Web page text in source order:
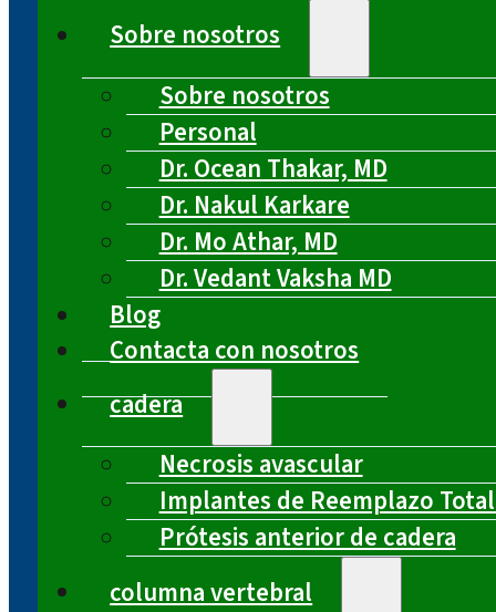
Sobre nosotros
Sobre nosotros
Personal
Dr. Ocean Thakar, MD
Dr. Nakul Karkare
Dr. Mo Athar, MD
Dr. Vedant Vaksha MD
Blog
Contacta con nosotros
cadera
Necrosis avascular
Implantes de Reemplazo
Prótesis anterior de cadera
columna vertebral